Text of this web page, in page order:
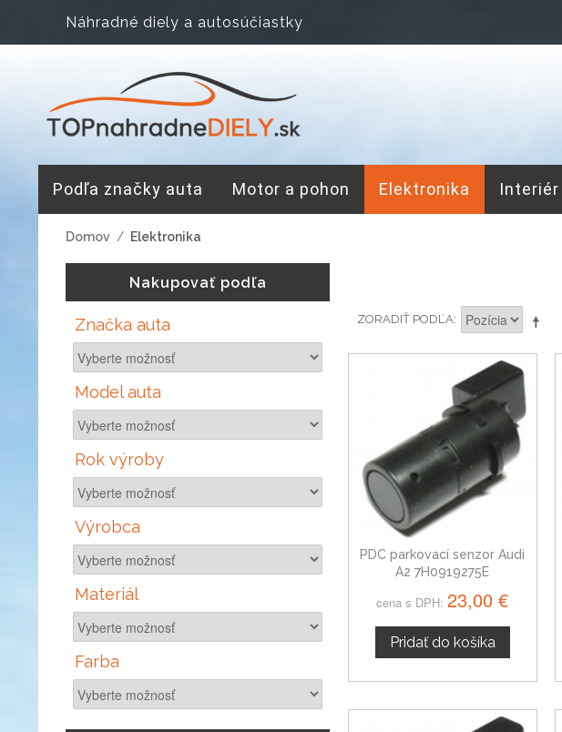
Náhradné diely a autosúčiastky
Podľa značky auta Motor a pohon Elektronika Interiér
Domov / Elektronika
Nakupovať podľa
Značka auta
Model auta
Rok výroby
Výrobca
Materiál
Farba
ZORADIŤ PODĽA
PDC parkovací senzor Audi
A2 7H0919275E
cena s DPH: 23,00 €
Pridať do košíka